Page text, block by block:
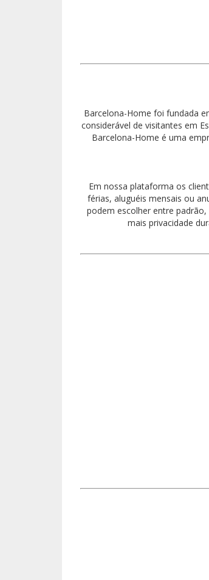
Barcelona-Home foi fundada
considerável de visitantes em
Barcelona-Home é uma
Em nossa plataforma os
férias, aluguéis mensais ou
podem escolher entre
mais privacidade